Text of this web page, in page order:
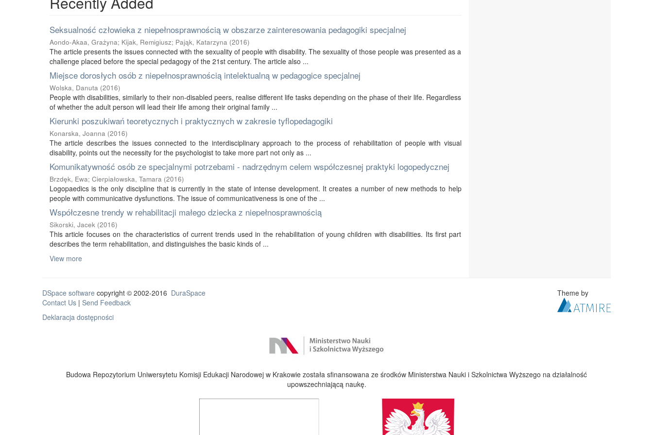
Seksualność człowieka z niepełnosprawnością w obszarze zainteresowania pedagogiki specjalnej
Aondo-Akaa, Grażyna; Kijak, Remigiusz; Pająk, Katarzyna (2016)
The article presents the issues connected with the sexuality of people with disability. The sexuality of those people was presented as a
challenge placed before the special pedagogy of the 21st century. The article also ...
Miejsce dorosłych osób z niepełnosprawnością intelektualną w pedagogice specjalnej
Wolska, Danuta (2016)
People with disabilities, similarly to their non-disabled peers, realise different life tasks depending on the phase of their life. Regardless
of whether the adult person will lead their life among their original family ...
Kierunki poszukiwań teoretycznych i praktycznych w zakresie tyflopedagogiki
Konarska, Joanna (2016)
The article describes the issues connected to the interdisciplinary approach to the process of rehabilitation of people with visual
disability, points out the necessity for the psychologist to take more part not only as ...
Komunikatywność osób ze specjalnymi potrzebami - nadrzędnym celem współczesnej praktyki logopedycznej
Brzdęk, Ewa; Cierpiałowska, Tamara (2016)
Logopaedics is the only discipline that is currently in the state of intense development. It creates a number of new methods to help
people with communicative dysfunctions. The issue of communicativeness is one of the ...
Współczesne trendy w rehabilitacji małego dziecka z niepełnosprawnością
Sikorski, Jacek (2016)
This article focuses on the characteristics of current trends used in the rehabilitation of young children with disabilities. Its first part
describes the term rehabilitation, and distinguishes the basic kinds of ...
View more
DSpace software copyright © 2002-2016 DuraSpace
Contact Us | Send Feedback
Deklaracja dostępności
Theme by
Budowa Repozytorium Uniwersytetu Komisji Edukacji Narodowej w Krakowie została sfinansowana ze środków Ministerstwa Nauki i Szkolnictwa Wyższego na działalność
upowszechniającą naukę.